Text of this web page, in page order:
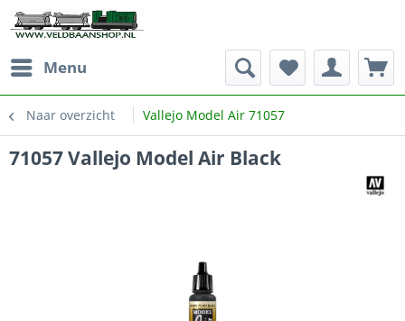
Menu
Naar overzicht Vallejo Model Air 71057
71057 Vallejo Model Air Black